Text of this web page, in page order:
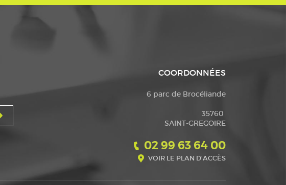
COORDONNÉES
6 parc de Brocéliande
35760
SAINT-GREGOIRE
02 99 63 64 00
VOIR LE PLAN D'ACCÈS